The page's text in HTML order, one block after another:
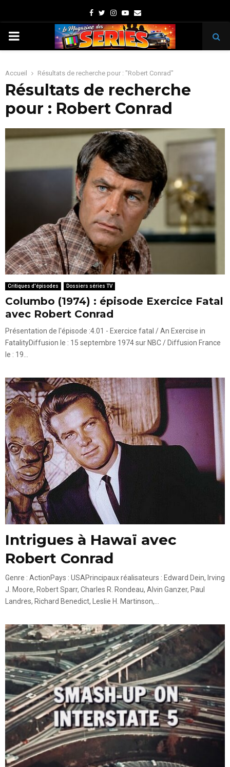
Facebook
TwitterInstagram
Youtube
Email
PRIMARY
Accueil Résultats de recherche pour : "Robert Conrad"
Résultats de recherche
pour : Robert Conrad
Critiques d'épisodes Dossiers séries TV
Columbo (1974) : épisode Exercice Fatal
avec Robert Conrad
Présentation de l'épisode :4.01 - Exercice fatal / An Exercise in
FatalityDiffusion le : 15 septembre 1974 sur NBC / Diffusion France
le : 19...
Intrigues à Hawaï avec
Robert Conrad
Genre : ActionPays : USAPrincipaux réalisateurs : Edward Dein, Irving
J. Moore, Robert Sparr, Charles R. Rondeau, Alvin Ganzer, Paul
Landres, Richard Benedict, Leslie H. Martinson,...